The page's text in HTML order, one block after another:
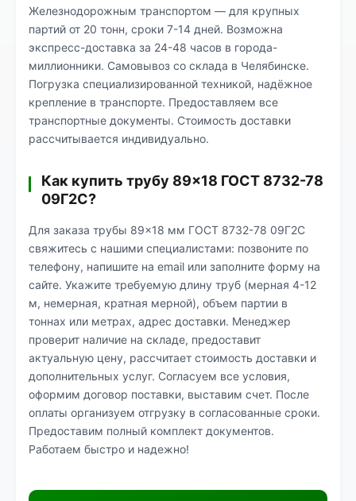
Железнодорожным транспортом — для крупных
партий от 20 тонн, сроки 7-14 дней. Возможна
экспресс-доставка за 24-48 часов в города-
миллионники. Самовывоз со склада в Челябинске.
Погрузка специализированной техникой, надёжное
крепление в транспорте. Предоставляем все
транспортные документы. Стоимость доставки
рассчитывается индивидуально.
Как купить трубу 89×18 ГОСТ 8732-78
09Г2С?
Для заказа трубы 89×18 мм ГОСТ 8732-78 09Г2С
свяжитесь с нашими специалистами: позвоните по
телефону, напишите на email или заполните форму на
сайте. Укажите требуемую длину труб (мерная 4-12
м, немерная, кратная мерной), объем партии в
тоннах или метрах, адрес доставки. Менеджер
проверит наличие на складе, предоставит
актуальную цену, рассчитает стоимость доставки и
дополнительных услуг. Согласуем все условия,
оформим договор поставки, выставим счет. После
оплаты организуем отгрузку в согласованные сроки.
Предоставим полный комплект документов.
Работаем быстро и надежно!